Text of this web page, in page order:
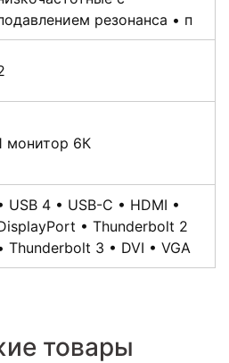
резонанса • п
монитор 6К
USB 4 • USB-C • HDMI •
• Thunderbolt 2
Thunderbolt 3 • DVI • VGA
товары